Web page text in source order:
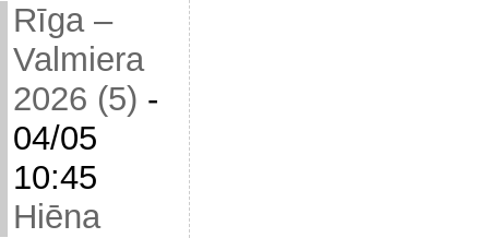
Rīga –
Valmiera
2026 (5) -
04/05
10:45
Hiēna